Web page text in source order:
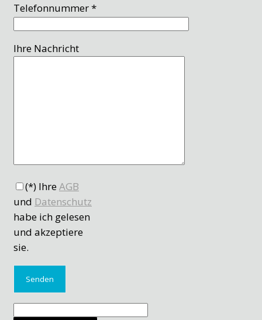
Telefonnummer *
Ihre Nachricht
(*) IhreAGB
und Datenschutz
habe ich gelesen
und akzeptiere
sie.